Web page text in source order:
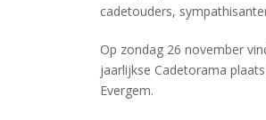
cadetouders,
Op zondag 26 november
jaarlijkse Cadetorama
Evergem.